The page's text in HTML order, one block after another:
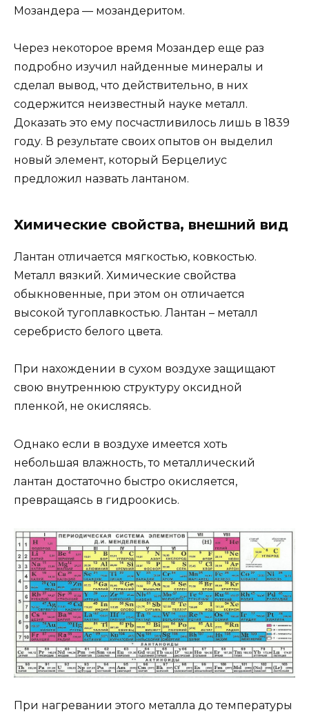
Мозандера — мозандеритом.
Через некоторое время Мозандер еще раз
подробно изучил найденные минералы и
сделал вывод, что действительно, в них
содержится неизвестный науке металл.
Доказать это ему посчастливилось лишь в 1839
году. В результате своих опытов он выделил
новый элемент, который Берцелиус
предложил назвать лантаном.
Химические свойства, внешний вид
Лантан отличается мягкостью, ковкостью.
Металл вязкий. Химические свойства
обыкновенные, при этом он отличается
высокой тугоплавкостью. Лантан – металл
серебристо белого цвета.
При нахождении в сухом воздухе защищают
свою внутреннюю структуру оксидной
пленкой, не окисляясь.
Однако если в воздухе имеется хоть
небольшая влажность, то металлический
лантан достаточно быстро окисляется,
превращаясь в гидроокись.
При нагревании этого металла до температуры